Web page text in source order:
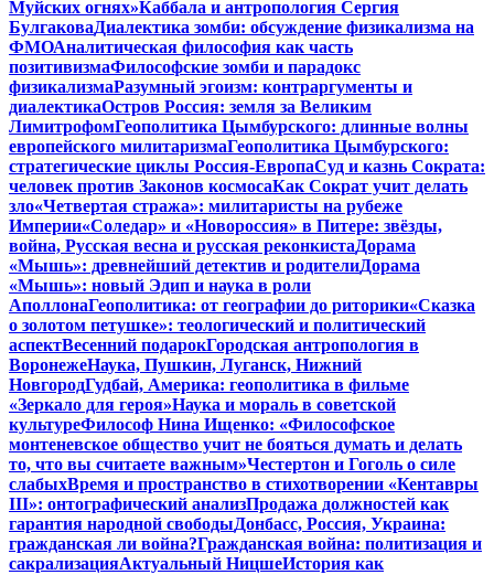
Муйских огнях»Каббала и антропология Сергия
БулгаковаДиалектика зомби: обсуждение физикализма на
ФМОАналитическая философия как часть
позитивизмаФилософские зомби и парадокс
физикализмаРазумный эгоизм: контраргументы и
диалектикаОстров Россия: земля за Великим
ЛимитрофомГеополитика Цымбурского: длинные волны
европейского милитаризмаГеополитика Цымбурского:
стратегические циклы Россия-ЕвропаСуд и казнь Сократа:
человек против Законов космосаКак Сократ учит делать
зло«Четвертая стража»: милитаристы на рубеже
Империи«Соледар» и «Новороссия» в Питере: звёзды,
война, Русская весна и русская реконкистаДорама
«Мышь»: древнейший детектив и родителиДорама
«Мышь»: новый Эдип и наука в роли
АполлонаГеополитика: от географии до риторики«Сказка
о золотом петушке»: теологический и политический
аспектВесенний подарокГородская антропология в
ВоронежеНаука, Пушкин, Луганск, Нижний
НовгородГудбай, Америка: геополитика в фильме
«Зеркало для героя»Наука и мораль в советской
культуреФилософ Нина Ищенко: «Философское
монтеневское общество учит не бояться думать и делать
то, что вы считаете важным»Честертон и Гоголь о силе
слабыхВремя и пространство в стихотворении «Кентавры
III»: онтографический анализПродажа должностей как
гарантия народной свободыДонбасс, Россия, Украина:
гражданская ли война?Гражданская война: политизация и
сакрализацияАктуальный НицшеИстория как